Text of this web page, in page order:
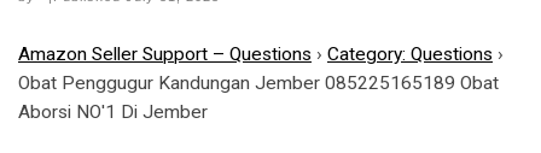
Amazon Seller Support – Questions › Category: Questions ›
Obat Penggugur Kandungan Jember 085225165189 Obat
Aborsi NO'1 Di Jember